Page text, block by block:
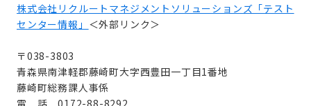
株式会社リクルートマネジメントソリューションズ「テスト
センター情報」 ＜外部リンク＞
〒038-3803
青森県南津軽郡藤崎町大字西豊田一丁目1番地
藤崎町総務課人事係
電 話 0172-88-8292